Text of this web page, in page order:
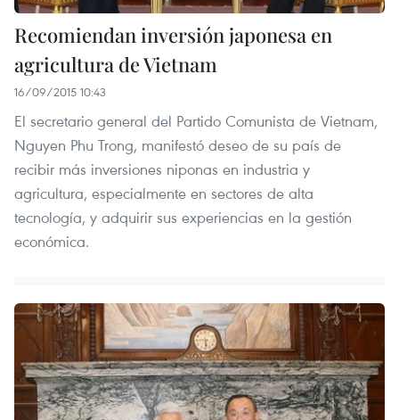
Recomiendan inversión japonesa en
agricultura de Vietnam
16/09/2015 10:43
El secretario general del Partido Comunista de Vietnam,
Nguyen Phu Trong, manifestó deseo de su país de
recibir más inversiones niponas en industria y
agricultura, especialmente en sectores de alta
tecnología, y adquirir sus experiencias en la gestión
económica.